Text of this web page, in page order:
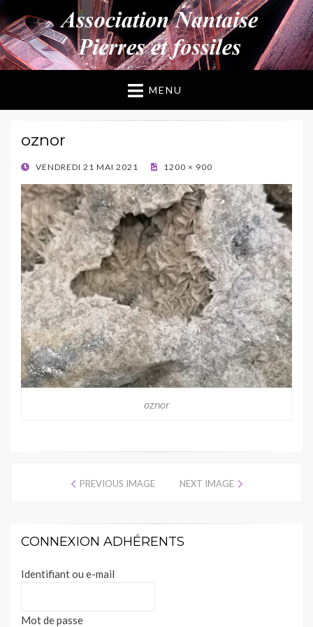
ANPF
Association Nantaise Pierres et Fossiles
MENU
oznor
POSTED
VENDREDI 21 MAI 2021 1200 × 900
oznor
PREVIOUS IMAGE NEXT IMAGE
CONNEXION ADHÉRENTS
Identifiant ou e-mail
Mot de passe